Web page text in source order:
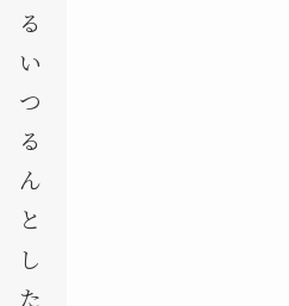
る
い
つ
る
ん
と
し
た